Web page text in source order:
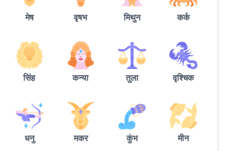
मेष वृषभ मिथुन कर्क
सिंह कन्या तुला वृश्चिक
धनु मकर कुंभ मीन